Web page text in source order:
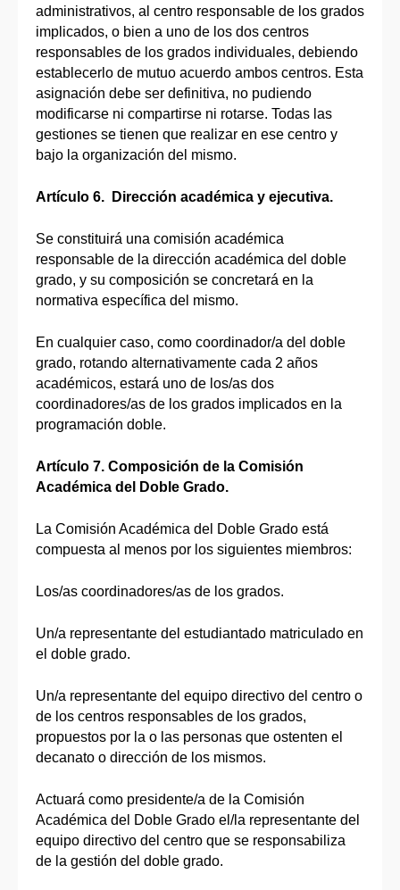
administrativos, al centro responsable de los grados
implicados, o bien a uno de los dos centros
responsables de los grados individuales, debiendo
establecerlo de mutuo acuerdo ambos centros. Esta
asignación debe ser definitiva, no pudiendo
modificarse ni compartirse ni rotarse. Todas las
gestiones se tienen que realizar en ese centro y
bajo la organización del mismo.
Artículo 6. Dirección académica y ejecutiva.
Se constituirá una comisión académica
responsable de la dirección académica del doble
grado, y su composición se concretará en la
normativa específica del mismo.
En cualquier caso, como coordinador/a del doble
grado, rotando alternativamente cada 2 años
académicos, estará uno de los/as dos
coordinadores/as de los grados implicados en la
programación doble.
Artículo 7. Composición de la Comisión
Académica del Doble Grado.
La Comisión Académica del Doble Grado está
compuesta al menos por los siguientes miembros:
Los/as coordinadores/as de los grados.
Un/a representante del estudiantado matriculado en
el doble grado.
Un/a representante del equipo directivo del centro o
de los centros responsables de los grados,
propuestos por la o las personas que ostenten el
decanato o dirección de los mismos.
Actuará como presidente/a de la Comisión
Académica del Doble Grado el/la representante del
equipo directivo del centro que se responsabiliza
de la gestión del doble grado.